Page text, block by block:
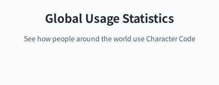
Global Usage Statistics
See how people around the world use Character Code